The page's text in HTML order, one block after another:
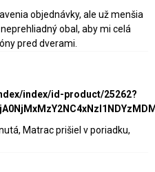
objednávky, ale už menšia
obal, aby mi celá
pred dverami.
index/id-product/25262?
Matrac prišiel v poriadku,